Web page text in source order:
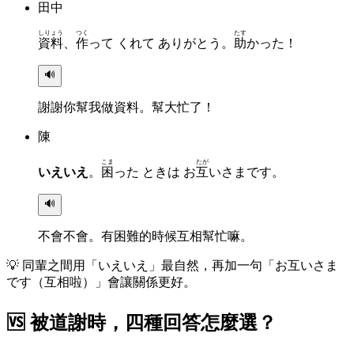
田中
資料
しりょう
作
つく
って くれて ありがとう。 助
たす
かった！
🔊
謝謝你幫我做資料。幫大忙了！
陳
いえいえ 。 困
こま
った ときは お互
たが
いさまです。
🔊
不會不會。有困難的時候互相幫忙嘛。
💡 同輩之間用「いえいえ」最自然，再加一句「お互いさま
です（互相啦）」會讓關係更好。
🆚被道謝時，四種回答怎麼選？